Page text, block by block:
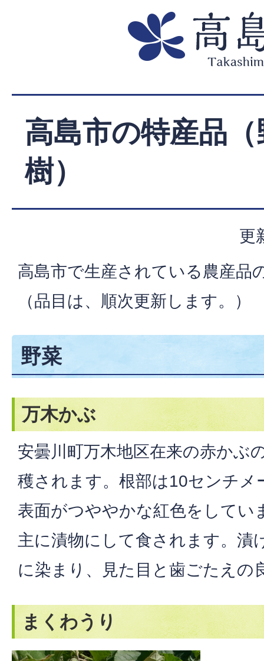
高島市の特産品
樹）
更
高島市で生産されている農産品
（品目は、順次更新します。）
野菜
万木かぶ
安曇川町万木地区在来の赤かぶ
穫されます。根部は10センチメ
表面がつややかな紅色をしてい
主に漬物にして食されます。漬
に染まり、見た目と歯ごたえの
まくわうり